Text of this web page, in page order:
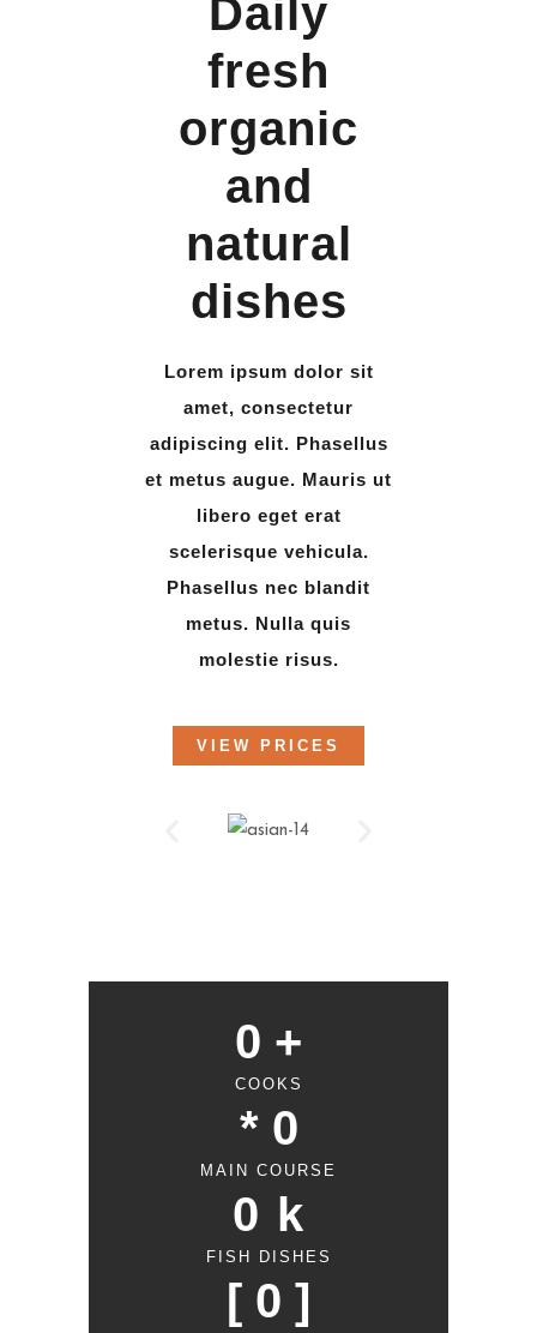
Daily
fresh
organic
and
natural
dishes
Lorem ipsum dolor sit
amet, consectetur
adipiscing elit. Phasellus
et metus augue. Mauris ut
libero eget erat
scelerisque vehicula.
Phasellus nec blandit
metus. Nulla quis
molestie risus.
VIEW PRICES
COOKS
0 +
MAIN COURSE
* 0
FISH DISHES
0 k
[ 0 ]